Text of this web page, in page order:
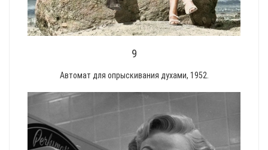
9
Автомат для опрыскивания духами, 1952.